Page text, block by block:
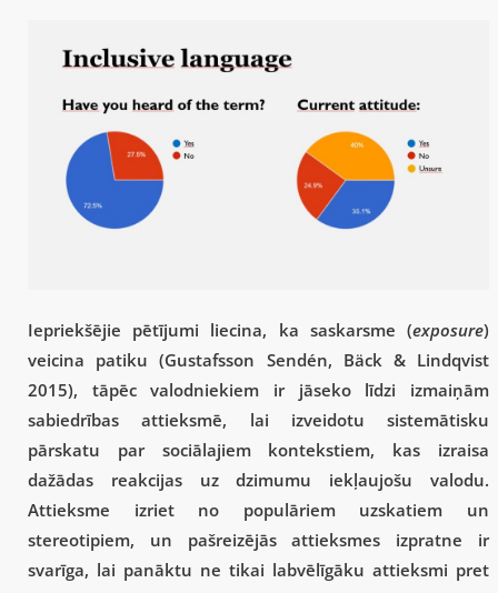
Iepriekšējie pētījumi liecina, ka saskarsme (exposure)
veicina patiku (Gustafsson Sendén, Bäck & Lindqvist
2015), tāpēc valodniekiem ir jāseko līdzi izmaiņām
sabiedrības attieksmē, lai izveidotu sistemātisku
pārskatu par sociālajiem kontekstiem, kas izraisa
dažādas reakcijas uz dzimumu iekļaujošu valodu.
Attieksme izriet no populāriem uzskatiem un
stereotipiem, un pašreizējās attieksmes izpratne ir
svarīga, lai panāktu ne tikai labvēlīgāku attieksmi pret